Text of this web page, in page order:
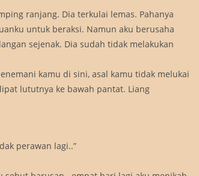
ranjang. Dia terkulai lemas. Pahanya
untuk beraksi. Namun aku berusaha
sejenak. Dia sudah tidak melakukan
kamu di sini, asal kamu tidak melukai
lututnya ke bawah pantat. Liang
perawan lagi..”